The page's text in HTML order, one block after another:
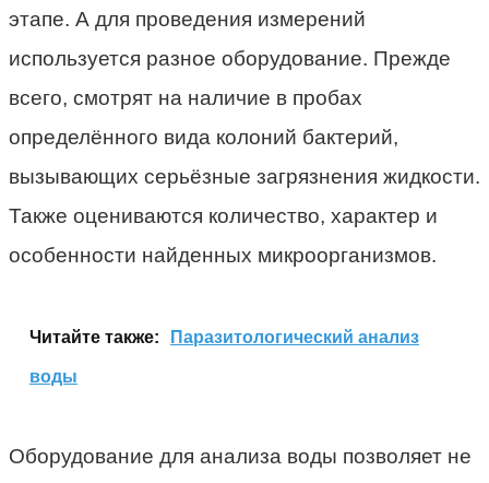
этапе. А для проведения измерений
используется разное оборудование. Прежде
всего, смотрят на наличие в пробах
определённого вида колоний бактерий,
вызывающих серьёзные загрязнения жидкости.
Также оцениваются количество, характер и
особенности найденных микроорганизмов.
Читайте также: Паразитологический анализ
воды
Оборудование для анализа воды позволяет не